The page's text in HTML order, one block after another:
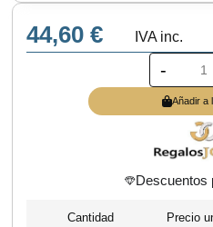
44,60 € IVA inc.
-
Añadir a
Descuentos
Cantidad Precio